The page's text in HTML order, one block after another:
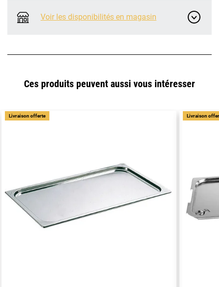
Voir les disponibilités en magasin
Ces produits peuvent aussi vous intéresser
Livraison offerte Livraison